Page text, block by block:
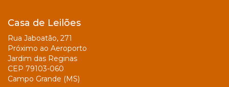
Casa de Leilões
Rua Jaboatão, 271
Próximo ao Aeroporto
Jardim das Reginas
CEP 79103-060
Campo Grande (MS)